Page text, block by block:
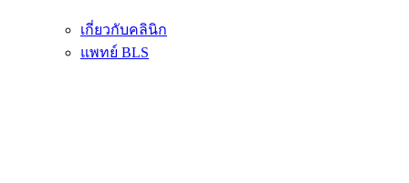
เกี่ยวกับคลินิก
แพทย์ BLS